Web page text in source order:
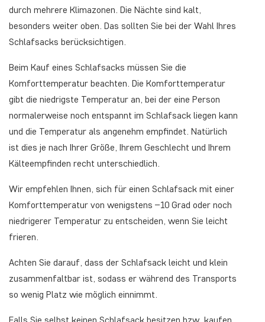
durch mehrere Klimazonen. Die Nächte sind kalt,
besonders weiter oben. Das sollten Sie bei der Wahl Ihres
Schlafsacks berücksichtigen.
Beim Kauf eines Schlafsacks müssen Sie die
Komforttemperatur beachten. Die Komforttemperatur
gibt die niedrigste Temperatur an, bei der eine Person
normalerweise noch entspannt im Schlafsack liegen kann
und die Temperatur als angenehm empfindet. Natürlich
ist dies je nach Ihrer Größe, Ihrem Geschlecht und Ihrem
Kälteempfinden recht unterschiedlich.
Wir empfehlen Ihnen, sich für einen Schlafsack mit einer
Komforttemperatur von wenigstens –10 Grad oder noch
niedrigerer Temperatur zu entscheiden, wenn Sie leicht
frieren.
Achten Sie darauf, dass der Schlafsack leicht und klein
zusammenfaltbar ist, sodass er während des Transports
so wenig Platz wie möglich einnimmt.
Falls Sie selbst keinen Schlafsack besitzen bzw. kaufen